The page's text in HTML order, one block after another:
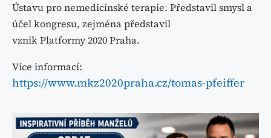
Ústavu pro nemedicínské terapie. Představil smysl a
účel kongresu, zejména představil
vznik Platformy 2020 Praha.
Více informací:
https://www.mkz2020praha.cz/tomas-pfeiffer